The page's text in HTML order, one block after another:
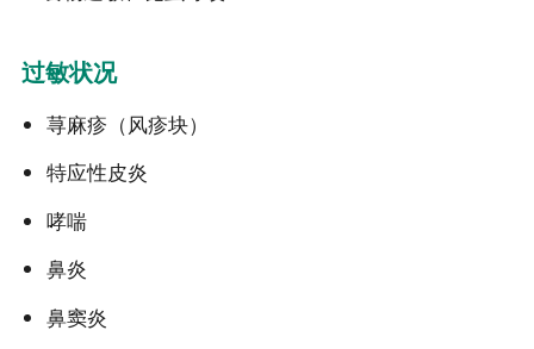
过敏状况
荨麻疹（风疹块）
特应性皮炎
哮喘
鼻炎
鼻窦炎